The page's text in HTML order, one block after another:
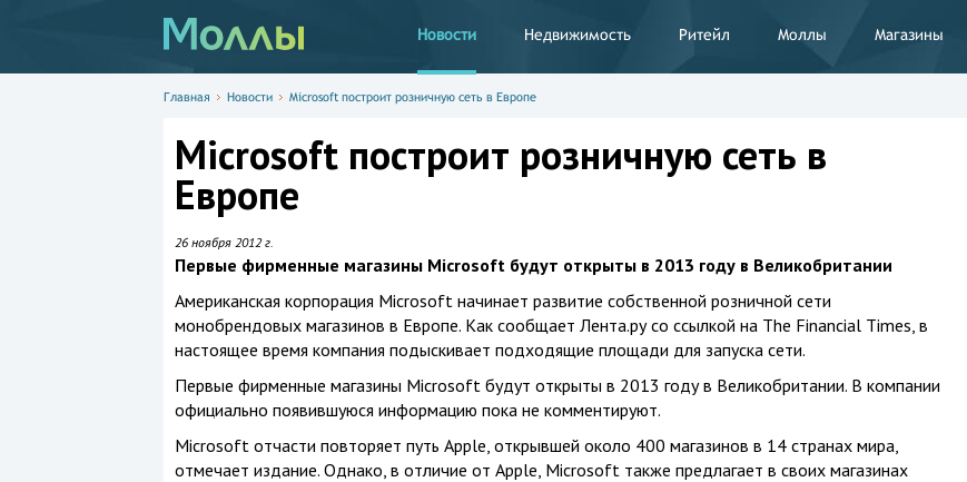
Новости Недвижимость Ритейл Моллы Магазины
Главная Новости Microsoft построит розничную сеть в Европе
Microsoft построит розничную сеть в
Европе
26 ноября 2012 г.
Первые фирменные магазины Microsoft будут открыты в 2013 году в Великобритании
Американская корпорация Microsoft начинает развитие собственной розничной сети
монобрендовых магазинов в Европе. Как сообщает Лента.ру со ссылкой на The Financial Times, в
настоящее время компания подыскивает подходящие площади для запуска сети.
Первые фирменные магазины Microsoft будут открыты в 2013 году в Великобритании. В компании
официально появившуюся информацию пока не комментируют.
Microsoft отчасти повторяет путь Apple, открывшей около 400 магазинов в 14 странах мира,
отмечает издание. Однако, в отличие от Apple, Microsoft также предлагает в своих магазинах